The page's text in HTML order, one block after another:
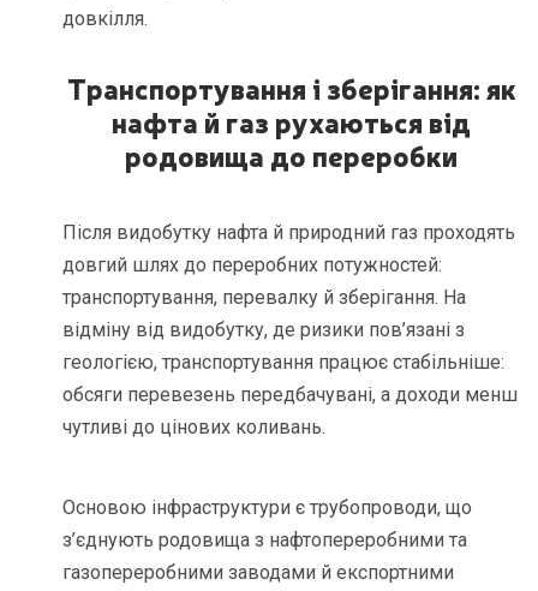
довкілля.
Транспортування і зберігання: як
нафта й газ рухаються від
родовища до переробки
Після видобутку нафта й природний газ проходять
довгий шлях до переробних потужностей:
транспортування, перевалку й зберігання. На
відміну від видобутку, де ризики пов’язані з
геологією, транспортування працює стабільніше:
обсяги перевезень передбачувані, а доходи менш
чутливі до цінових коливань.
Основою інфраструктури є трубопроводи, що
з’єднують родовища з нафтопереробними та
газопереробними заводами й експортними